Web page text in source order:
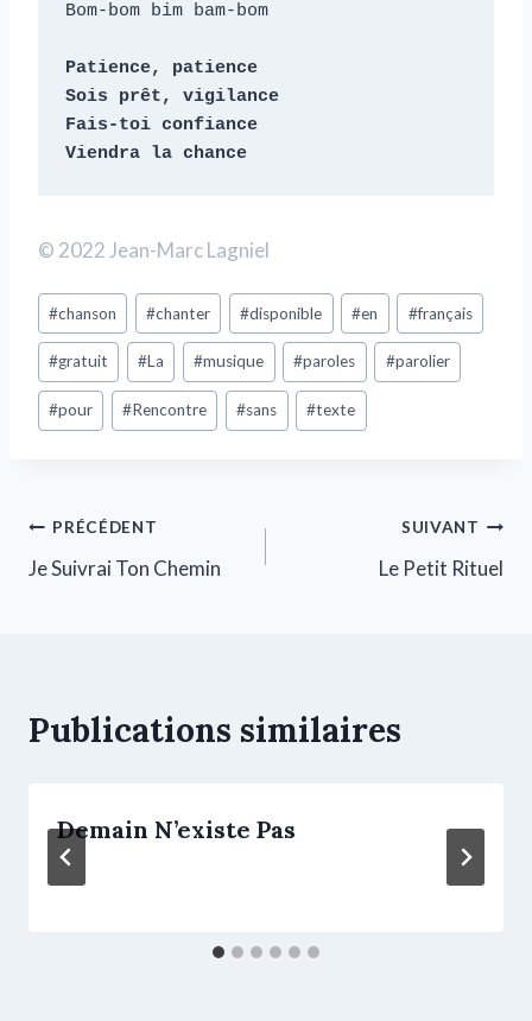
Bom-bom bim bam-bom
Patience, patience
Sois prêt, vigilance
Fais-toi confiance
Viendra la chance
© 2022 Jean-Marc Lagniel
#chanson #chanter #disponible #en #français
#gratuit #La #musique #paroles #parolier
#pour #Rencontre #sans #texte
PRÉCÉDENT
Je Suivrai Ton Chemin
SUIVANT
Le Petit Rituel
Publications similaires
Demain N’existe Pas